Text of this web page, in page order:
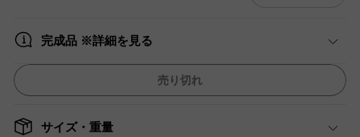
完成品 ※詳細を見る
売り切れ
サイズ・重量